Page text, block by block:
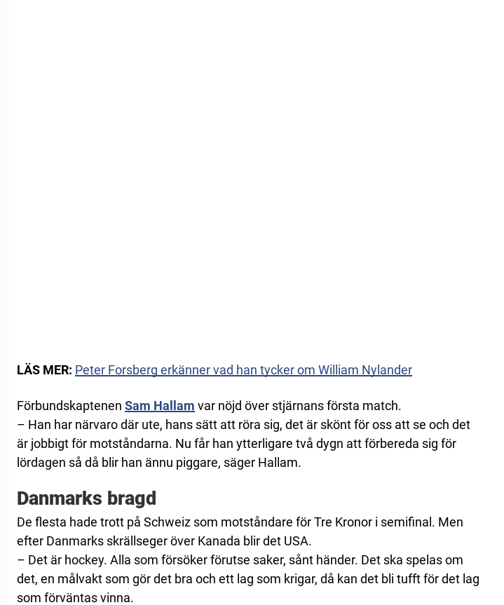
LÄS MER: Peter Forsberg erkänner vad han tycker om William Nylander
Förbundskaptenen Sam Hallam var nöjd över stjärnans första match.
– Han har närvaro där ute, hans sätt att röra sig, det är skönt för oss att se och det
är jobbigt för motståndarna. Nu får han ytterligare två dygn att förbereda sig för
lördagen så då blir han ännu piggare, säger Hallam.
Danmarks bragd
De flesta hade trott på Schweiz som motståndare för Tre Kronor i semifinal. Men
efter Danmarks skrällseger över Kanada blir det USA.
– Det är hockey. Alla som försöker förutse saker, sånt händer. Det ska spelas om
det, en målvakt som gör det bra och ett lag som krigar, då kan det bli tufft för det lag
som förväntas vinna.